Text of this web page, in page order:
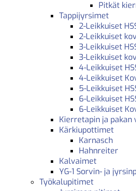
Pitkät
Tappijyrsimet
2-Leikkuiset
2-Leikkuiset
3-Leikkuiset
3-Leikkuiset
4-Leikkuiset
4-Leikkuiset
5-Leikkuiset
6-Leikkuiset
6-Leikkuiset
Kierretapin ja pakan
Kärkiupottimet
Karnasch
Hahnreiter
Kalvaimet
YG-1 Sorvin- ja
Työkalupitimet